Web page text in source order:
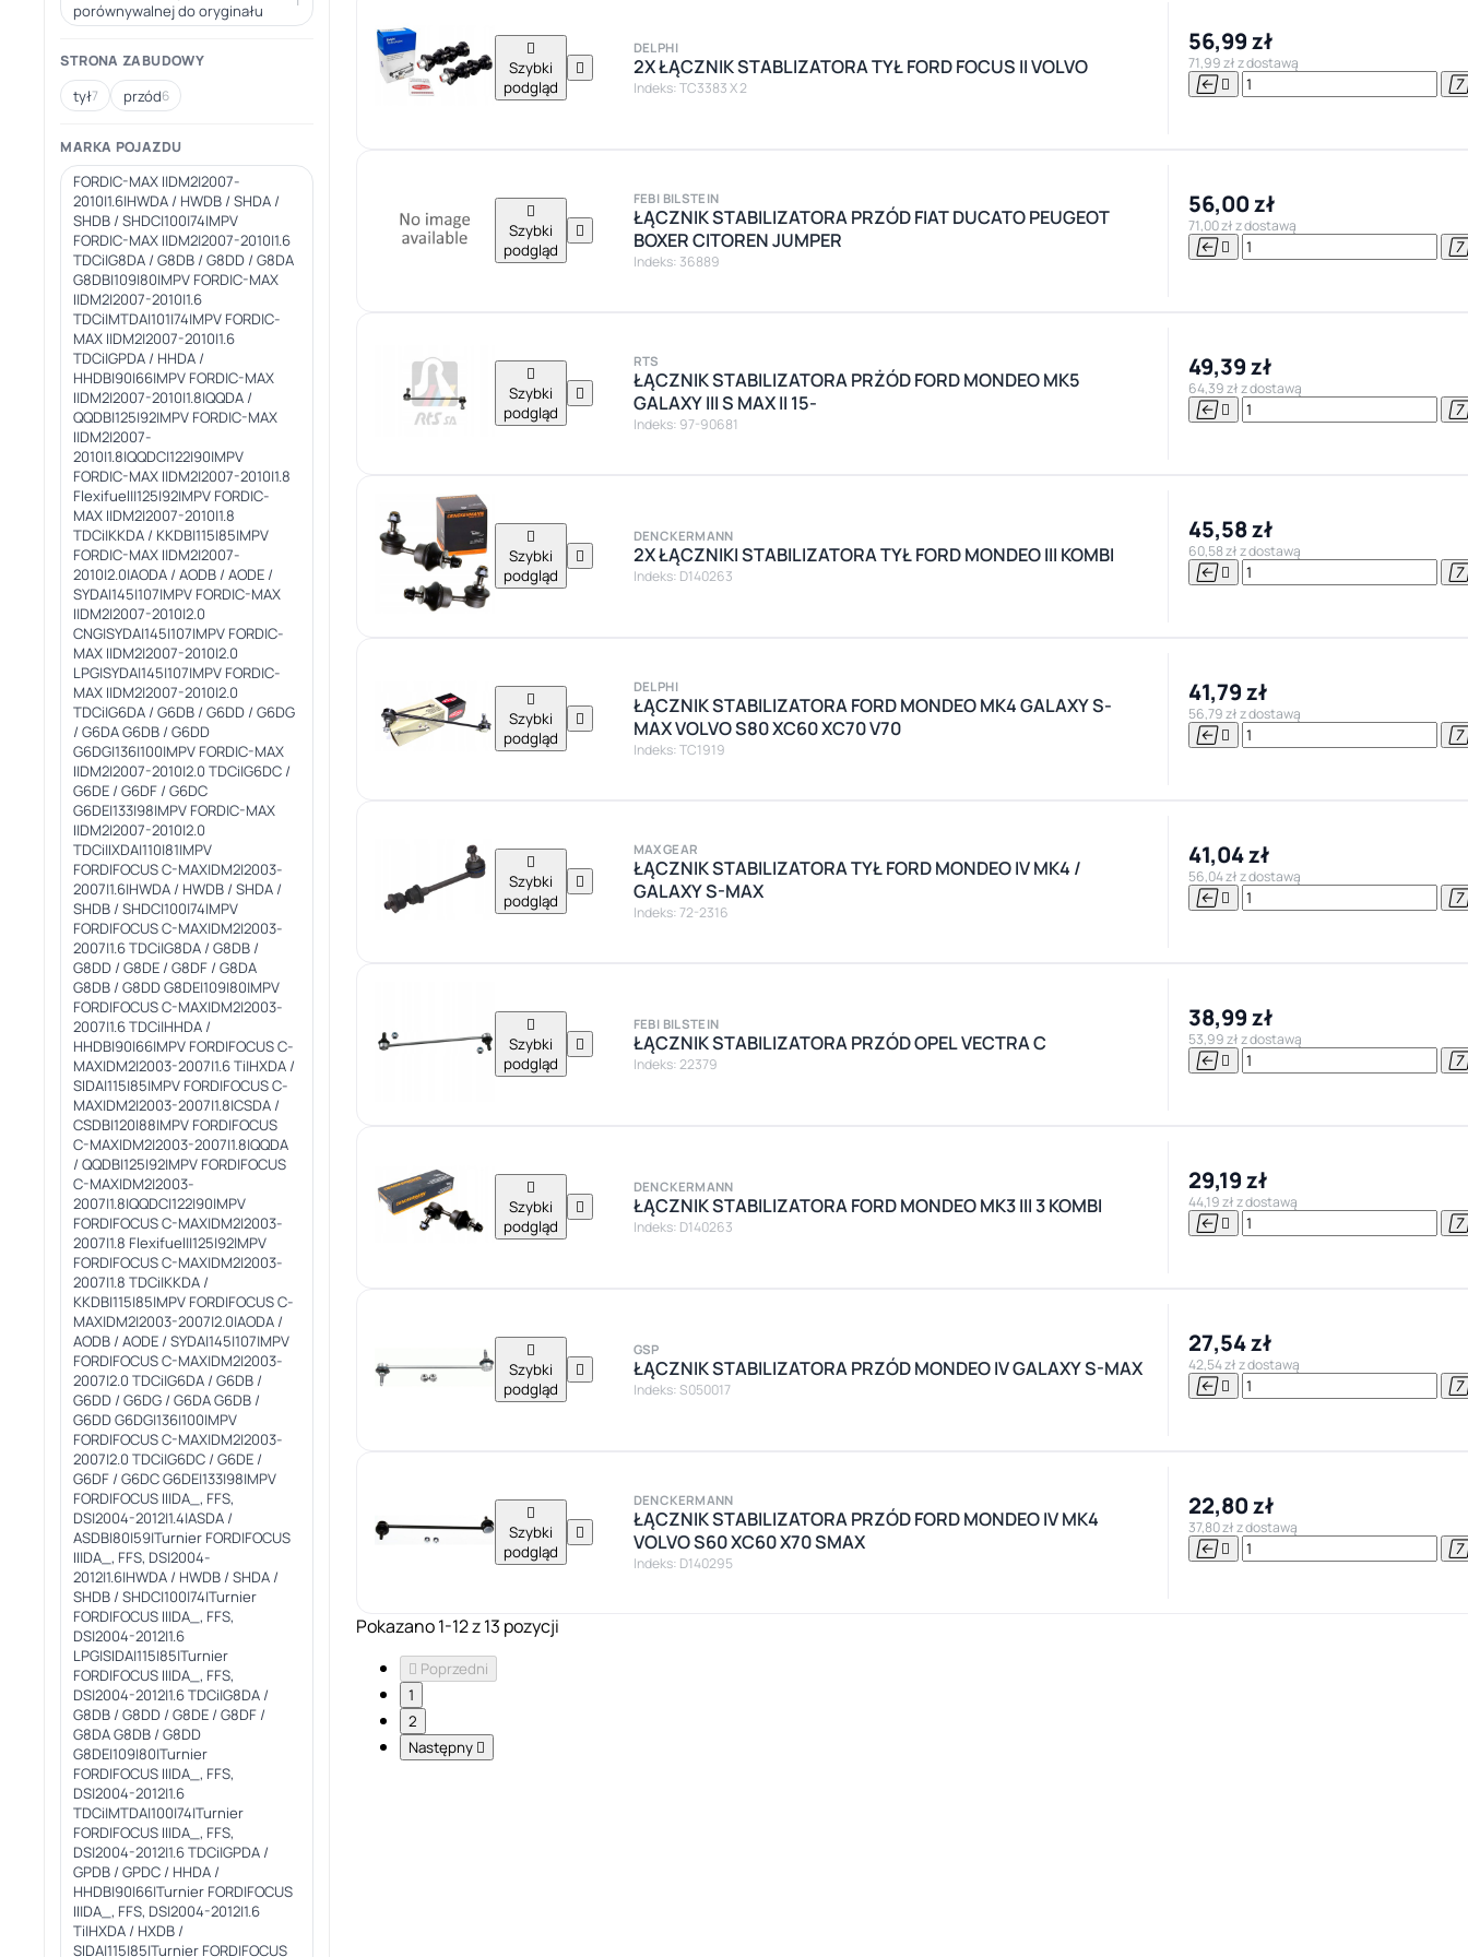
porównywalnej do oryginału
STRONA ZABUDOWY
tył7 przód6
MARKA POJAZDU
FORD|C-MAX I|DM2|2007-
2010|1.6|HWDA / HWDB / SHDA /
SHDB / SHDC|100|74|MPV
FORD|C-MAX I|DM2|2007-2010|1.6
TDCi|G8DA / G8DB / G8DD / G8DA
G8DB|109|80|MPV FORD|C-MAX
I|DM2|2007-2010|1.6
TDCi|MTDA|101|74|MPV FORD|C-
MAX I|DM2|2007-2010|1.6
TDCi|GPDA / HHDA /
HHDB|90|66|MPV FORD|C-MAX
I|DM2|2007-2010|1.8|QQDA /
QQDB|125|92|MPV FORD|C-MAX
I|DM2|2007-
2010|1.8|QQDC|122|90|MPV
FORD|C-MAX I|DM2|2007-2010|1.8
Flexifuel||125|92|MPV FORD|C-
MAX I|DM2|2007-2010|1.8
TDCi|KKDA / KKDB|115|85|MPV
FORD|C-MAX I|DM2|2007-
2010|2.0|AODA / AODB / AODE /
SYDA|145|107|MPV FORD|C-MAX
I|DM2|2007-2010|2.0
CNG|SYDA|145|107|MPV FORD|C-
MAX I|DM2|2007-2010|2.0
LPG|SYDA|145|107|MPV FORD|C-
MAX I|DM2|2007-2010|2.0
TDCi|G6DA / G6DB / G6DD / G6DG
/ G6DA G6DB / G6DD
G6DG|136|100|MPV FORD|C-MAX
I|DM2|2007-2010|2.0 TDCi|G6DC /
G6DE / G6DF / G6DC
G6DE|133|98|MPV FORD|C-MAX
I|DM2|2007-2010|2.0
TDCi|IXDA|110|81|MPV
FORD|FOCUS C-MAX|DM2|2003-
2007|1.6|HWDA / HWDB / SHDA /
SHDB / SHDC|100|74|MPV
FORD|FOCUS C-MAX|DM2|2003-
2007|1.6 TDCi|G8DA / G8DB /
G8DD / G8DE / G8DF / G8DA
G8DB / G8DD G8DE|109|80|MPV
FORD|FOCUS C-MAX|DM2|2003-
2007|1.6 TDCi|HHDA /
HHDB|90|66|MPV FORD|FOCUS C-
MAX|DM2|2003-2007|1.6 Ti|HXDA /
SIDA|115|85|MPV FORD|FOCUS C-
MAX|DM2|2003-2007|1.8|CSDA /
CSDB|120|88|MPV FORD|FOCUS
C-MAX|DM2|2003-2007|1.8|QQDA
/ QQDB|125|92|MPV FORD|FOCUS
C-MAX|DM2|2003-
2007|1.8|QQDC|122|90|MPV
FORD|FOCUS C-MAX|DM2|2003-
2007|1.8 Flexifuel||125|92|MPV
FORD|FOCUS C-MAX|DM2|2003-
2007|1.8 TDCi|KKDA /
KKDB|115|85|MPV FORD|FOCUS C-
MAX|DM2|2003-2007|2.0|AODA /
AODB / AODE / SYDA|145|107|MPV
FORD|FOCUS C-MAX|DM2|2003-
2007|2.0 TDCi|G6DA / G6DB /
G6DD / G6DG / G6DA G6DB /
G6DD G6DG|136|100|MPV
FORD|FOCUS C-MAX|DM2|2003-
2007|2.0 TDCi|G6DC / G6DE /
G6DF / G6DC G6DE|133|98|MPV
FORD|FOCUS II|DA_, FFS,
DS|2004-2012|1.4|ASDA /
ASDB|80|59|Turnier FORD|FOCUS
II|DA_, FFS, DS|2004-
2012|1.6|HWDA / HWDB / SHDA /
SHDB / SHDC|100|74|Turnier
FORD|FOCUS II|DA_, FFS,
DS|2004-2012|1.6
LPG|SIDA|115|85|Turnier
FORD|FOCUS II|DA_, FFS,
DS|2004-2012|1.6 TDCi|G8DA /
G8DB / G8DD / G8DE / G8DF /
G8DA G8DB / G8DD
G8DE|109|80|Turnier
FORD|FOCUS II|DA_, FFS,
DS|2004-2012|1.6
TDCi|MTDA|100|74|Turnier
FORD|FOCUS II|DA_, FFS,
DS|2004-2012|1.6 TDCi|GPDA /
GPDB / GPDC / HHDA /
HHDB|90|66|Turnier FORD|FOCUS
II|DA_, FFS, DS|2004-2012|1.6
Ti|HXDA / HXDB /
SIDA|115|85|Turnier FORD|FOCUS

Szybki
podgląd

DELPHI
2X ŁĄCZNIK STABLIZATORA TYŁ FORD FOCUS II VOLVO
Indeks: TC3383 X 2
56,99 zł
71,99 zł z dostawą
 

Szybki
podgląd

FEBI BILSTEIN
ŁĄCZNIK STABILIZATORA PRZÓD FIAT DUCATO PEUGEOT
BOXER CITOREN JUMPER
Indeks: 36889
56,00 zł
71,00 zł z dostawą
 

Szybki
podgląd

RTS
ŁĄCZNIK STABILIZATORA PRŻÓD FORD MONDEO MK5
GALAXY III S MAX II 15-
Indeks: 97-90681
49,39 zł
64,39 zł z dostawą
 

Szybki
podgląd

DENCKERMANN
2X ŁĄCZNIKI STABILIZATORA TYŁ FORD MONDEO III KOMBI
Indeks: D140263
45,58 zł
60,58 zł z dostawą
 

Szybki
podgląd

DELPHI
ŁĄCZNIK STABILIZATORA FORD MONDEO MK4 GALAXY S-
MAX VOLVO S80 XC60 XC70 V70
Indeks: TC1919
41,79 zł
56,79 zł z dostawą
 

Szybki
podgląd

MAXGEAR
ŁĄCZNIK STABILIZATORA TYŁ FORD MONDEO IV MK4 /
GALAXY S-MAX
Indeks: 72-2316
41,04 zł
56,04 zł z dostawą
 

Szybki
podgląd

FEBI BILSTEIN
ŁĄCZNIK STABILIZATORA PRZÓD OPEL VECTRA C
Indeks: 22379
38,99 zł
53,99 zł z dostawą
 

Szybki
podgląd

DENCKERMANN
ŁĄCZNIK STABILIZATORA FORD MONDEO MK3 III 3 KOMBI
Indeks: D140263
29,19 zł
44,19 zł z dostawą
 

Szybki
podgląd

GSP
ŁĄCZNIK STABILIZATORA PRZÓD MONDEO IV GALAXY S-MAX
Indeks: S050017
27,54 zł
42,54 zł z dostawą
 

Szybki
podgląd

DENCKERMANN
ŁĄCZNIK STABILIZATORA PRZÓD FORD MONDEO IV MK4
VOLVO S60 XC60 X70 SMAX
Indeks: D140295
22,80 zł
37,80 zł z dostawą
 
Pokazano 1-12 z 13 pozycji
 Poprzedni
1
2
Następny 